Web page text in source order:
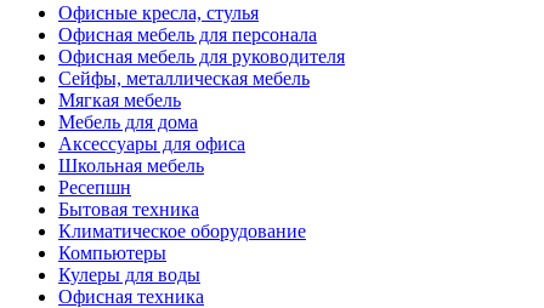
Офисные кресла, стулья
Офисная мебель для персонала
Офисная мебель для руководителя
Сейфы, металлическая мебель
Мягкая мебель
Мебель для дома
Аксессуары для офиса
Школьная мебель
Ресепшн
Бытовая техника
Климатическое оборудование
Компьютеры
Кулеры для воды
Офисная техника